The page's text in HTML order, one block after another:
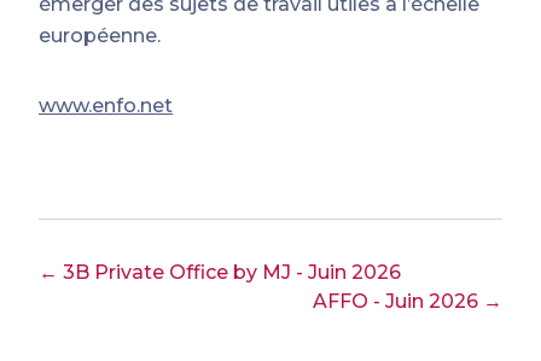
européenne.
www.enfo.net
← 3B Private Office by MJ - Juin 2026
AFFO - Juin 2026 →